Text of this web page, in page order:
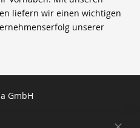
liefern wir einen wichtigen
unserer
GmbH